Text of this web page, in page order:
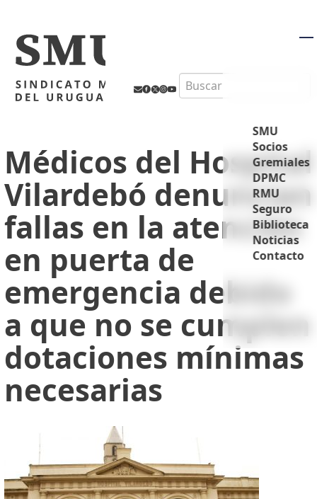
Search
SMU
Socios
Gremiales
DPMC
RMU
Seguro
Biblioteca
Noticias
Contacto
Médicos del Hospital
Vilardebó denuncian
fallas en la atención
en puerta de
emergencia debido
a que no se cumplen
dotaciones mínimas
necesarias